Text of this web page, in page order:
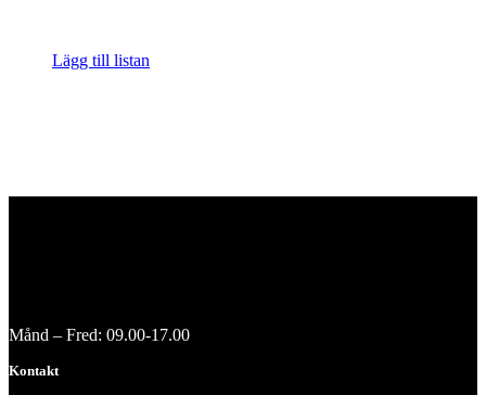
Lägg till listan
Månd – Fred: 09.00-17.00
Kontakt